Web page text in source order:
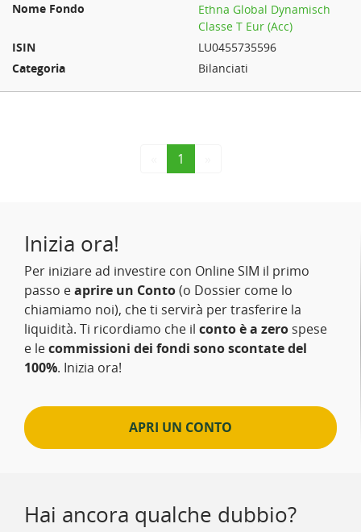
Ethna Global Dynamisch
Classe T Eur (Acc)
LU0455735596
Bilanciati
1
Inizia ora!
Per iniziare ad investire con Online SIM il primo
passo eaprire un Conto(o Dossier come lo
chiamiamo noi), che ti servirà per trasferire la
liquidità. Ti ricordiamo che il conto è a zero spese
e lecommissioni dei fondi sono scontate del
100%. Inizia ora!
APRI UN CONTO
Hai ancora qualche dubbio?